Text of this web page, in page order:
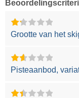
Grootte van het
Pisteaanbod,